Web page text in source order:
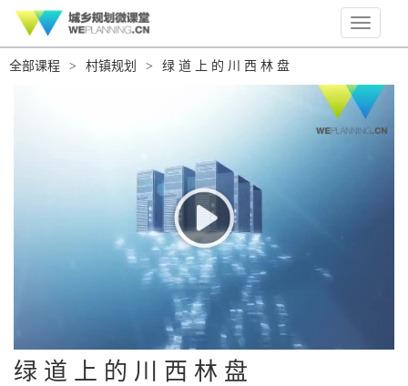
Toggle
全部课程
> 村镇规划 > 绿 道 上 的 川 西 林 盘
绿 道 上 的 川 西 林 盘